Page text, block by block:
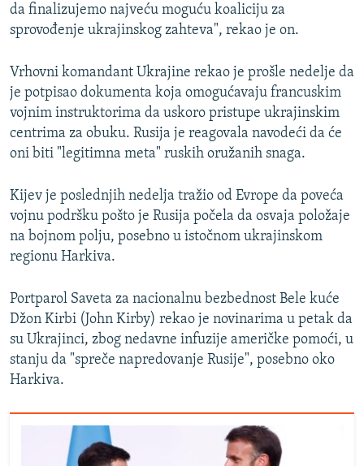
da finalizujemo najveću moguću koaliciju za
sprovođenje ukrajinskog zahteva", rekao je on.
Vrhovni komandant Ukrajine rekao je prošle nedelje da
je potpisao dokumenta koja omogućavaju francuskim
vojnim instruktorima da uskoro pristupe ukrajinskim
centrima za obuku. Rusija je reagovala navodeći da će
oni biti "legitimna meta" ruskih oružanih snaga.
Kijev je poslednjih nedelja tražio od Evrope da poveća
vojnu podršku pošto je Rusija počela da osvaja položaje
na bojnom polju, posebno u istočnom ukrajinskom
regionu Harkiva.
Portparol Saveta za nacionalnu bezbednost Bele kuće
Džon Kirbi (John Kirby) rekao je novinarima u petak da
su Ukrajinci, zbog nedavne infuzije američke pomoći, u
stanju da "spreče napredovanje Rusije", posebno oko
Harkiva.